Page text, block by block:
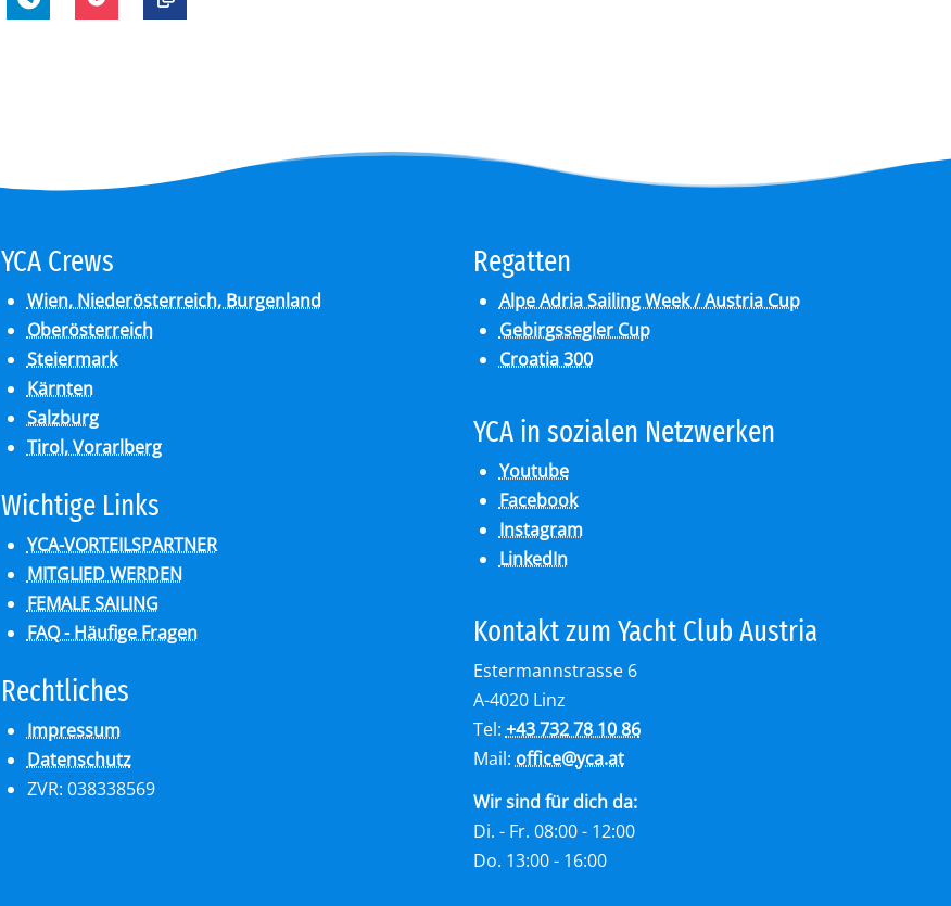
YCA Crews
Wien, Niederösterreich, Burgenland
Oberösterreich
Steiermark
Kärnten
Salzburg
Tirol, Vorarlberg
Wich­ti­ge Links
YCA-VORTEILSPARTNER
MITGLIED WERDEN
FEMALE SAILING
FAQ - Häufige Fragen
Recht­li­ches
Impressum
Datenschutz
ZVR: 038338569
Re­gat­ten
Alpe Adria Sailing Week / Austria Cup
Gebirgssegler Cup
Croatia 300
YCA in so­zia­len Netz­wer­ken
Youtube
Facebook
Instagram
LinkedIn
Kon­takt zum Yacht Club Aus­tria
Estermannstrasse 6
A-4020 Linz
Tel: +43 732 78 10 86
Mail: office@yca.at
Wir sind für dich da:
Di. - Fr. 08:00 - 12:00
Do. 13:00 - 16:00